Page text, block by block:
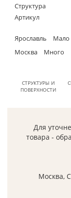
Структура
Артикул
Ярославль
Мало
Москва
Много
СТРУКТУРЫ И
ПОВЕРХНОСТИ
Для
товара -
Москва,